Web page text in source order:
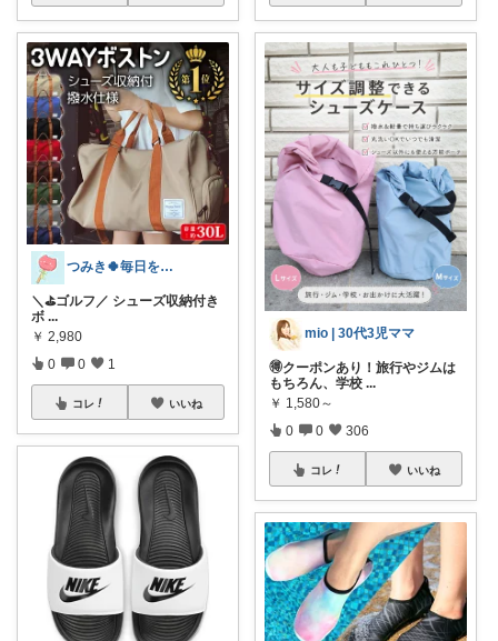
つみき🍀毎日をご機嫌にする♡
＼⛳ゴルフ／ シューズ収納付き
ボ ...
￥ 2,980
0 0 1
コレ いいね
mio | 30代3児ママ
🉐クーポンあり！旅行やジムは
もちろん、学校 ...
￥ 1,580～
0 0 306
コレ いいね